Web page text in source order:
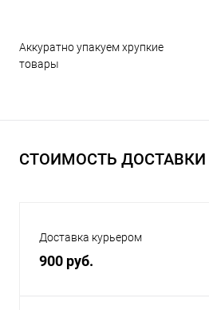
Аккуратно упакуем хрупкие
товары
СТОИМОСТЬ ДОСТАВКИ
Доставка курьером
900 руб.